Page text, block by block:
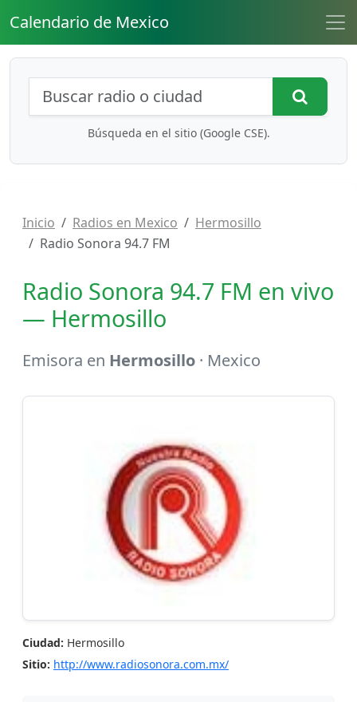
Calendario de Mexico
Búsqueda de radios y contenidos
Búsqueda en el sitio (Google CSE).
Inicio Radios en Mexico
Hermosillo
Radio Sonora 94.7 FM
Radio Sonora 94.7 FM en vivo
— Hermosillo
Emisora en Hermosillo · Mexico
Ciudad: Hermosillo
Sitio: http://www.radiosonora.com.mx/